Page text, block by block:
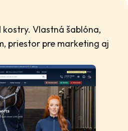
kostry. Vlastná šablóna,
priestor pre marketing aj